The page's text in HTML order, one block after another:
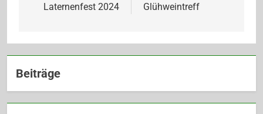
Laternenfest 2024
Glühweintreff
Beiträge